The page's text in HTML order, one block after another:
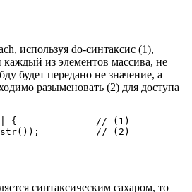
используя do-синтаксис (1),
из элементов массива, не
будет передано не значение, а
разыменовать (2) для доступа
|n| {              // (1)
// (2)
синтаксическим сахаром, то